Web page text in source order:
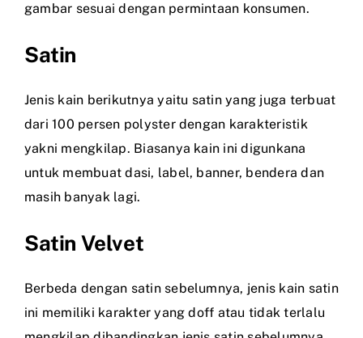
gambar sesuai dengan permintaan konsumen.
Satin
Jenis kain berikutnya yaitu satin yang juga terbuat
dari 100 persen polyster dengan karakteristik
yakni mengkilap. Biasanya kain ini digunkana
untuk membuat dasi, label, banner, bendera dan
masih banyak lagi.
Satin Velvet
Berbeda dengan satin sebelumnya, jenis kain satin
ini memiliki karakter yang doff atau tidak terlalu